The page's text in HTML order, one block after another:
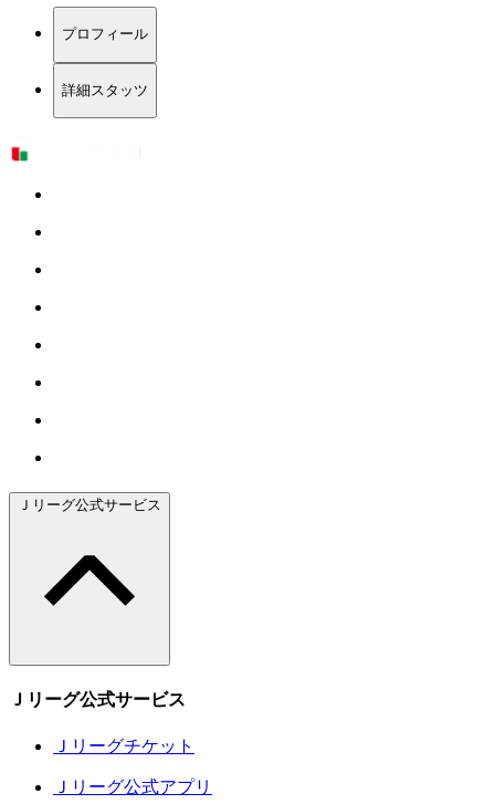
プロフィール
詳細スタッツ
Ｊリーグ公式サービス
Ｊリーグ公式サービス
Ｊリーグチケット
Ｊリーグ公式アプリ